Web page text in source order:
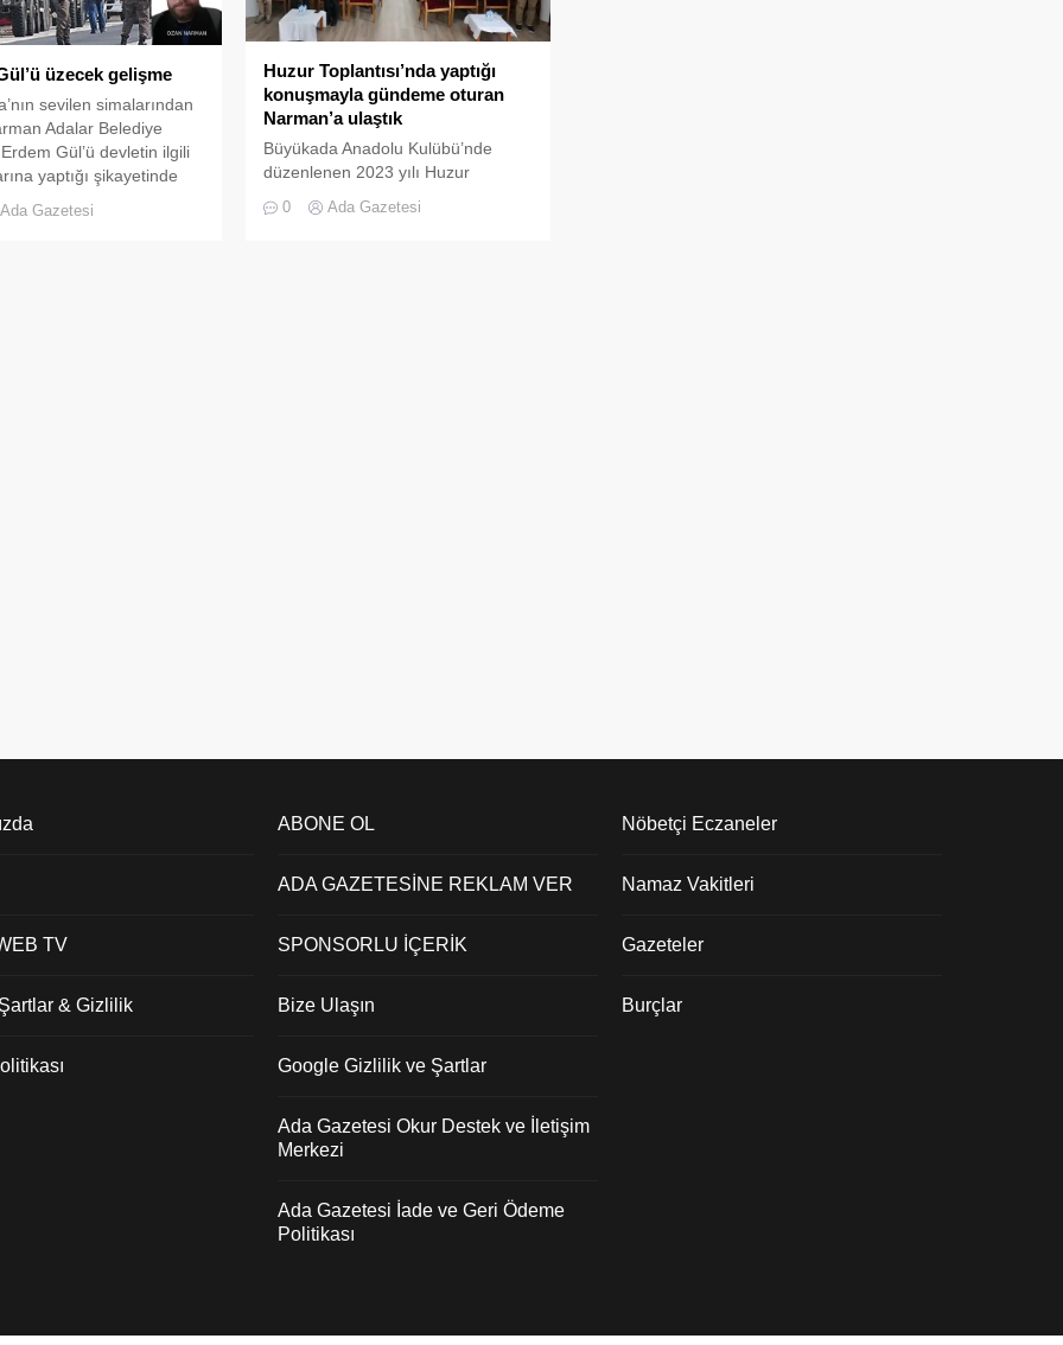
üzecek gelişme
sevilen simalarından
Adalar Belediye
Gül’ü devletin ilgili
yaptığı şikayetinde
gelen cevap Erdem Gül
Ada Gazetesi
Huzur Toplantısı’nda yaptığı
konuşmayla gündeme oturan
Narman’a ulaştık
Büyükada Anadolu Kulübü’nde
düzenlenen 2023 yılı Huzur
Toplantısı’nda Adalar Belediye
Başkanına yaptığı eleştirilerle
0 Ada Gazetesi
TV
& Gizlilik
ABONE OL
ADA GAZETESİNE REKLAM VER
SPONSORLU İÇERİK
Bize Ulaşın
Google Gizlilik ve Şartlar
Ada Gazetesi Okur Destek ve İletişim
Merkezi
Ada Gazetesi İade ve Geri Ödeme
Politikası
Nöbetçi Eczaneler
Namaz Vakitleri
Gazeteler
Burçlar